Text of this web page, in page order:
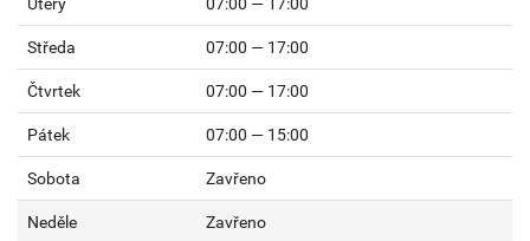
Středa 07:00 — 17:00
Čtvrtek 07:00 — 17:00
Pátek 07:00 — 15:00
Sobota Zavřeno
Neděle Zavřeno